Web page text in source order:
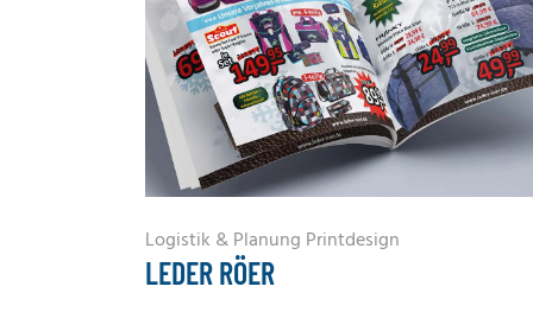
Logistik & Planung Printdesign
LEDER RÖER